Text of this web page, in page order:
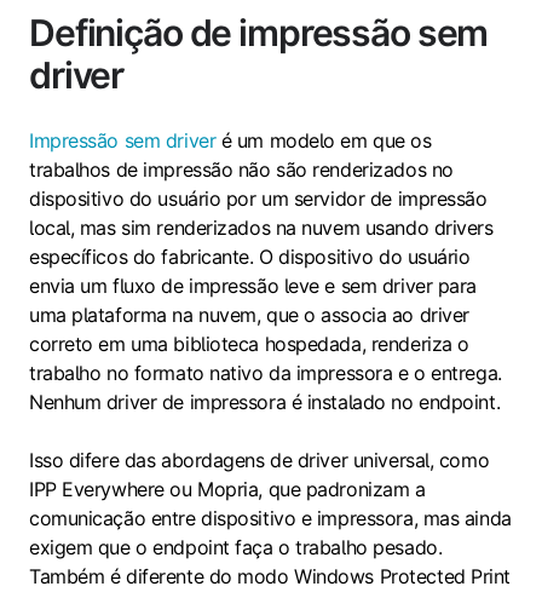
Definição de impressão sem
driver
Impressão sem driveré um modelo em que os
trabalhos de impressão não são renderizados no
dispositivo do usuário por um servidor de impressão
local, mas sim renderizados na nuvem usando drivers
específicos do fabricante. O dispositivo do usuário
envia um fluxo de impressão leve e sem driver para
uma plataforma na nuvem, que o associa ao driver
correto em uma biblioteca hospedada, renderiza o
trabalho no formato nativo da impressora e o entrega.
Nenhum driver de impressora é instalado no endpoint.
Isso difere das abordagens de driver universal, como
IPP Everywhere ou Mopria, que padronizam a
comunicação entre dispositivo e impressora, mas ainda
exigem que o endpoint faça o trabalho pesado.
Também é diferente do modo Windows Protected Print